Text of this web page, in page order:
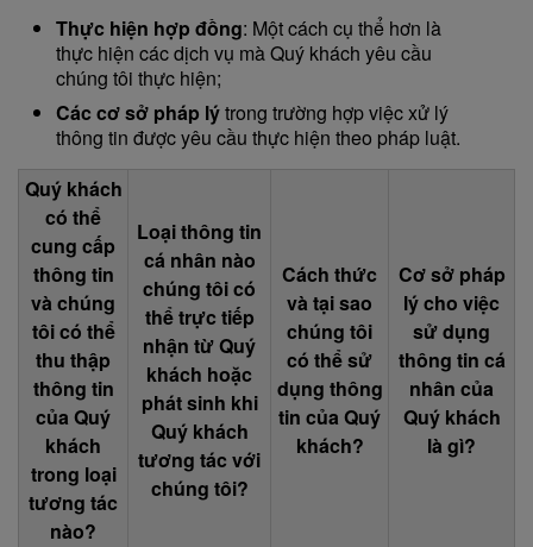
Thực hiện hợp đồng: Một cách cụ thể hơn là
thực hiện các dịch vụ mà Quý khách yêu cầu
chúng tôi thực hiện;
Các cơ sở pháp lýtrong trường hợp việc xử lý
thông tin được yêu cầu thực hiện theo pháp luật.
Quý khách
có thể
cung cấp
thông tin
và chúng
tôi có thể
thu thập
thông tin
của Quý
khách
trong loại
tương tác
nào?
Loại thông tin
cá nhân nào
chúng tôi có
thể trực tiếp
nhận từ Quý
khách hoặc
phát sinh khi
Quý khách
tương tác với
chúng tôi?
Cách thức
và tại sao
chúng tôi
có thể sử
dụng thông
tin của Quý
khách?
Cơ sở pháp
lý cho việc
sử dụng
thông tin cá
nhân của
Quý khách
là gì?